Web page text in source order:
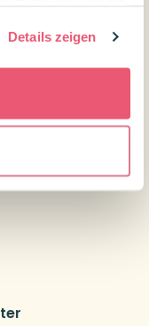
Details zeigen